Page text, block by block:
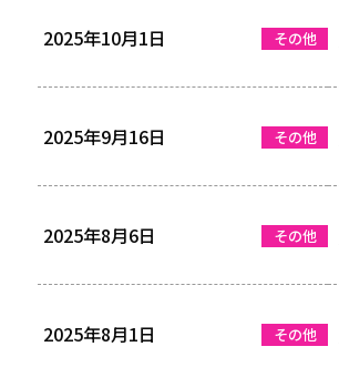
2025年10月1日 その他
2025年9月16日 その他
2025年8月6日 その他
2025年8月1日 その他